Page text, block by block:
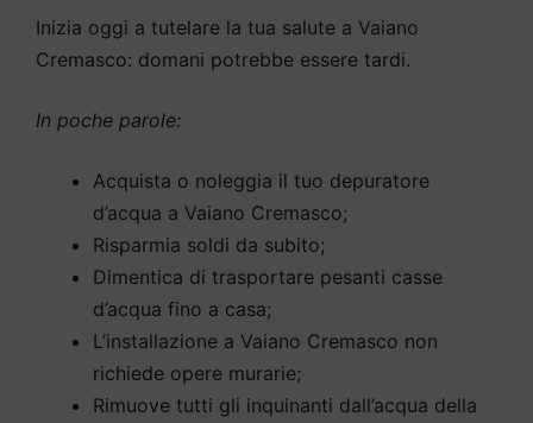
Inizia oggi a tutelare la tua salute a Vaiano
Cremasco: domani potrebbe essere tardi.
In poche parole:
Acquista o noleggia il tuo depuratore
d’acqua a Vaiano Cremasco;
Risparmia soldi da subito;
Dimentica di trasportare pesanti casse
d’acqua fino a casa;
L’installazione a Vaiano Cremasco non
richiede opere murarie;
Rimuove tutti gli inquinanti dall’acqua della